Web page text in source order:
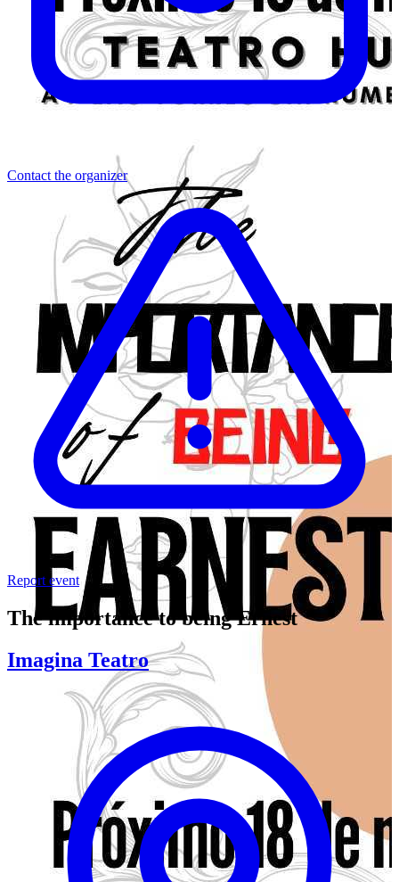
Contact the organizer
Report event
The importance to being Ernest
Imagina Teatro